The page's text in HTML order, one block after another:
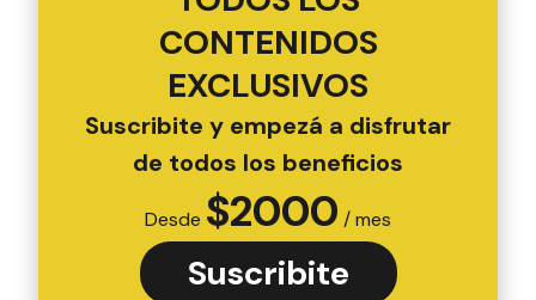
CONTENIDOS
EXCLUSIVOS
Suscribite y empezá a disfrutar
de todos los beneficios
Desde $2000 / mes
Suscribite